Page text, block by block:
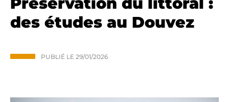
des études au Douvez
PUBLIÉ LE 29/01/2026